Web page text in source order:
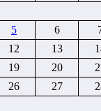
5 6
12 13
19 20
26 27